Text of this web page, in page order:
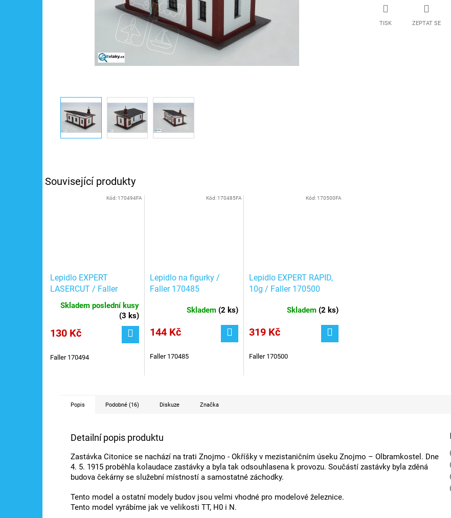
TISK ZEPTAT SE
Související produkty
Lepidlo EXPERT
LASERCUT / Faller
170494
Skladem poslední kusy
(3 ks)
130 Kč
Faller 170494
Kód: 170494FA
Lepidlo na figurky /
Faller 170485
Skladem (2 ks)
144 Kč
Faller 170485
Kód: 170485FA
Lepidlo EXPERT RAPID,
10g / Faller 170500
Skladem (2 ks)
319 Kč
Faller 170500
Kód: 170500FA
Popis Podobné (16) Diskuze Značka
Detailní popis produktu
Zastávka Citonice se nachází na trati Znojmo - Okříšky v mezistaničním úseku Znojmo – Olbramkostel. Dne
4. 5. 1915 proběhla kolaudace zastávky a byla tak odsouhlasena k provozu. Součástí zastávky byla zděná
budova čekárny se služební místností a samostatné záchodky.
Tento model a ostatní modely budov jsou velmi vhodné pro modelové železnice.
Tento model vyrábíme jak ve velikosti TT, H0 i N.